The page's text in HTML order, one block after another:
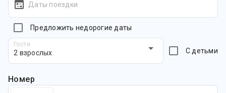
Даты поездки
Предложить недорогие даты
Гости
2 взрослых С детьми
Номер